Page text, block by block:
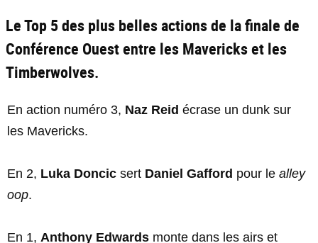
Le Top 5 des plus belles actions de la finale de
Conférence Ouest entre les Mavericks et les
Timberwolves.
En action numéro 3, Naz Reid écrase un dunk sur
les Mavericks.
En 2, Luka Doncic sert Daniel Gafford pour le alley
oop.
En 1, Anthony Edwards monte dans les airs et